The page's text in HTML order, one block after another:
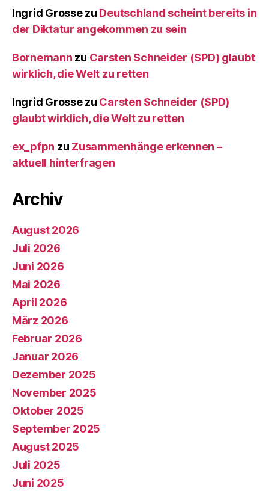
Ingrid Grossezu Deutschland scheint bereits in
der Diktatur angekommen zu sein
Bornemann zu Carsten Schneider (SPD) glaubt
wirklich, die Welt zu retten
Ingrid Grossezu Carsten Schneider (SPD)
glaubt wirklich, die Welt zu retten
ex_pfpn zu Zusammenhänge erkennen –
aktuell hinterfragen
Archiv
August 2026
Juli 2026
Juni 2026
Mai 2026
April 2026
März 2026
Februar 2026
Januar 2026
Dezember 2025
November 2025
Oktober 2025
September 2025
August 2025
Juli 2025
Juni 2025